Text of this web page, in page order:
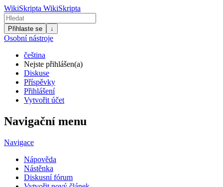
WikiSkripta WikiSkripta
Přihlaste se ↓
Osobní nástroje
čeština
Nejste přihlášen(a)
Diskuse
Příspěvky
Přihlášení
Vytvořit účet
Navigační menu
Navigace
Nápověda
Nástěnka
Diskusní fórum